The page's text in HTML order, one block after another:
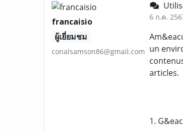
francaisio
ผู้เยี่ยมชม
conalsamson86@gmail.com
6 ก.ค.
un
articles.
1.